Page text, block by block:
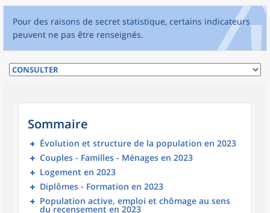
Pour des raisons de secret statistique, certains indicateurs
peuvent ne pas être renseignés.
Sommaire
Évolution et structure de la population en 2023
Couples - Familles - Ménages en 2023
Logement en 2023
Diplômes - Formation en 2023
Population active, emploi et chômage au sens
du recensement en 2023